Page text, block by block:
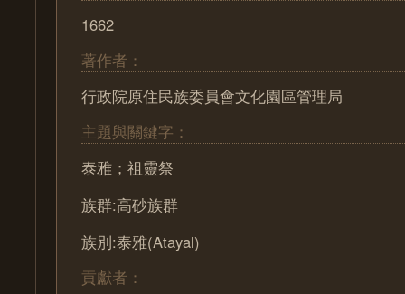
1662
著作者：
行政院原住民族委員會文化園區管理局
主題與關鍵字：
泰雅；祖靈祭
族群:高砂族群
族別:泰雅(Atayal)
貢獻者：